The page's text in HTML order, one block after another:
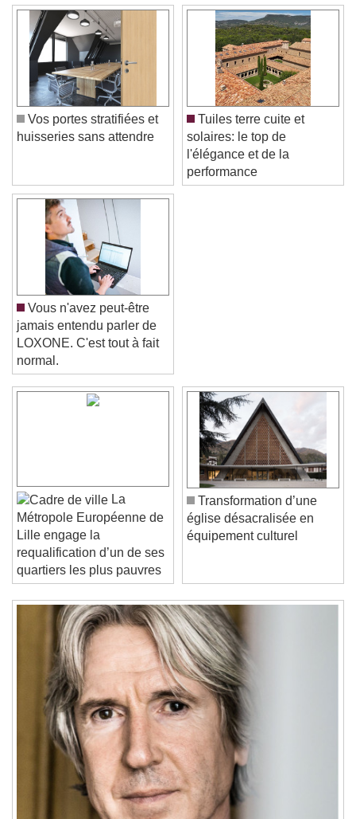
Skip Forward
Unmute
Current Time
/
Duration
Loaded :0%
Stream Type
Seek to live, currently behind liveLIVE
Remaining Time-0:00
1x
Playback Rate
Chapters
Chapters
Descriptions
descriptions off
, selected
Subtitles
subtitles settings, opens subtitles
settings dialog
subtitles off, selected
Vos portes stratifiées et
Tuiles terre cuite et
solaires: le top de
l'élégance et de la
performance
Vous n'avez peut-être
jamais entendu parler de
LOXONE. C'est tout à fait
normal.
La
Métropole Européenne de
Lille engage la
requalification d’un de ses
quartiers les plus pauvres
Transformation d’une
église désacralisée en